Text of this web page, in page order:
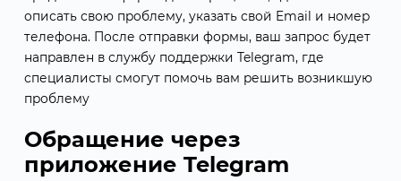
описать свою проблему, указать свой Email и номер
телефона. После отправки формы, ваш запрос будет
направлен в службу поддержки Telegram, где
специалисты смогут помочь вам решить возникшую
проблему
Обращение через
приложение Telegram